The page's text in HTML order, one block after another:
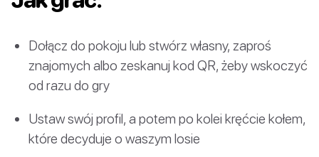
Dołącz do pokoju lub stwórz własny, zaproś
znajomych albo zeskanuj kod QR, żeby wskoczyć
od razu do gry
Ustaw swój profil, a potem po kolei kręćcie kołem,
które decyduje o waszym losie